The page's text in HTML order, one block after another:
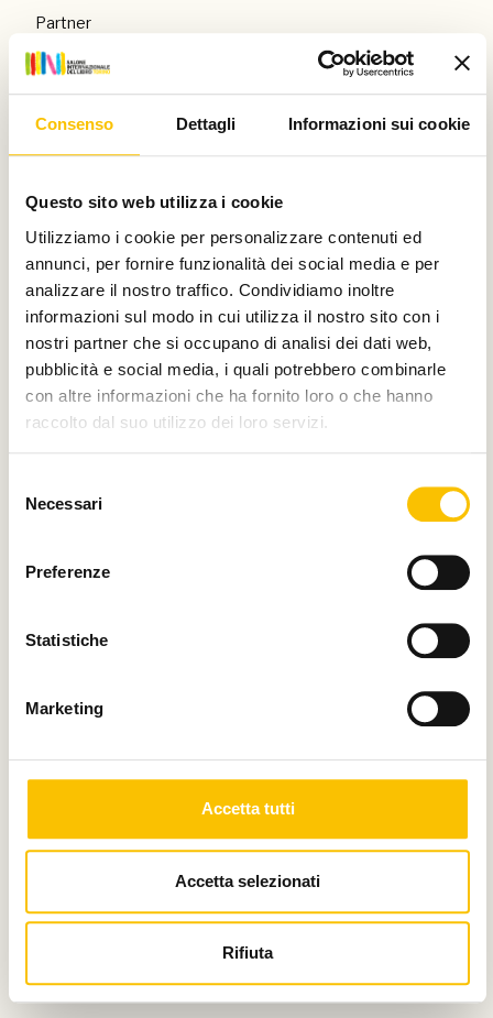
Consenso Dettagli Informazioni sui cookie
Questo sito web utilizza i cookie
Utilizziamo i cookie per personalizzare contenuti ed
annunci, per fornire funzionalità dei social media e per
analizzare il nostro traffico. Condividiamo inoltre
informazioni sul modo in cui utilizza il nostro sito con i
nostri partner che si occupano di analisi dei dati web,
pubblicità e social media, i quali potrebbero combinarle
con altre informazioni che ha fornito loro o che hanno
raccolto dal suo utilizzo dei loro servizi.
delNecessari
Preferenze
Statistiche
Marketing
Accetta tutti
Accetta selezionati
Rifiuta
Partner
Con il contributo di
Charity partner
Paese ospite d'onore
Con il patrocinio di